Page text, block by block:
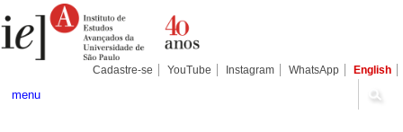
para
conteúdo.
Pessoais
Cadastre-se YouTube Instagram WhatsApp English
menu